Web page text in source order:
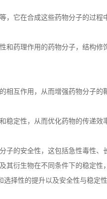
它在合成这些药物分子的过
药理作用的药物分子，结构
相互作用，从而增强药物分子
稳定性，从而优化药物的传递效
的安全性，这包括急性毒性、
其衍生物在不同条件下的稳定性
择性的提升以及安全性与稳定